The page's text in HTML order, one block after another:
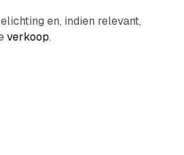
en, indien relevant,
verkoop.